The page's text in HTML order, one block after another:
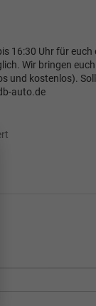
16:30 Uhr für euch
Wir bringen
und kostenlos).
auto.de